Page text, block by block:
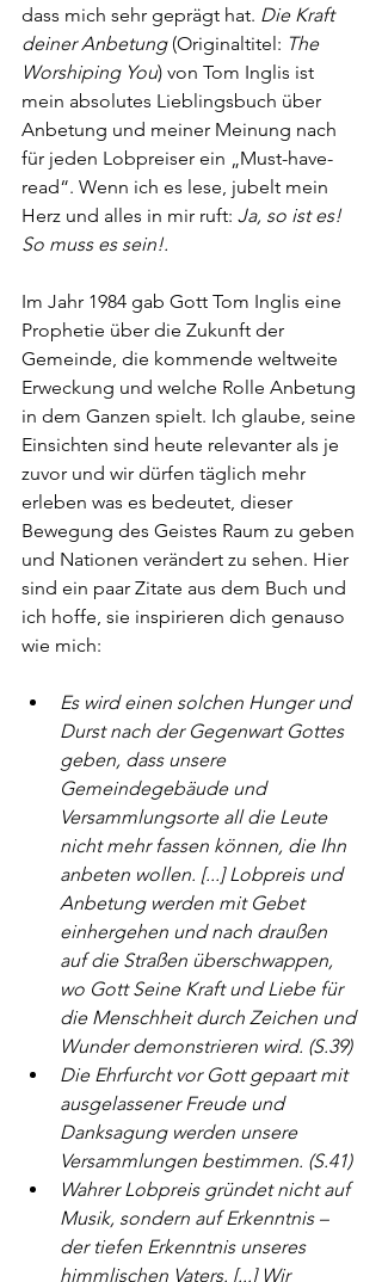
dass mich sehr geprägt hat. Die Kraft
deiner Anbetung (Originaltitel: The
Worshiping You) von Tom Inglis ist
mein absolutes Lieblingsbuch über
Anbetung und meiner Meinung nach
für jeden Lobpreiser ein „Must-have-
read“. Wenn ich es lese, jubelt mein
Herz und alles in mir ruft: Ja, so ist es!
So muss es sein!.
Im Jahr 1984 gab Gott Tom Inglis eine
Prophetie über die Zukunft der
Gemeinde, die kommende weltweite
Erweckung und welche Rolle Anbetung
in dem Ganzen spielt. Ich glaube, seine
Einsichten sind heute relevanter als je
zuvor und wir dürfen täglich mehr
erleben was es bedeutet, dieser
Bewegung des Geistes Raum zu geben
und Nationen verändert zu sehen. Hier
sind ein paar Zitate aus dem Buch und
ich hoffe, sie inspirieren dich genauso
wie mich:
Es wird einen solchen Hunger und
Durst nach der Gegenwart Gottes
geben, dass unsere
Gemeindegebäude und
Versammlungsorte all die Leute
nicht mehr fassen können, die Ihn
anbeten wollen. [...] Lobpreis und
Anbetung werden mit Gebet
einhergehen und nach draußen
auf die Straßen überschwappen,
wo Gott Seine Kraft und Liebe für
die Menschheit durch Zeichen und
Wunder demonstrieren wird. (S.39)
Die Ehrfurcht vor Gott gepaart mit
ausgelassener Freude und
Danksagung werden unsere
Versammlungen bestimmen. (S.41)
Wahrer Lobpreis gründet nicht auf
Musik, sondern auf Erkenntnis –
der tiefen Erkenntnis unseres
himmlischen Vaters. [...] Wir